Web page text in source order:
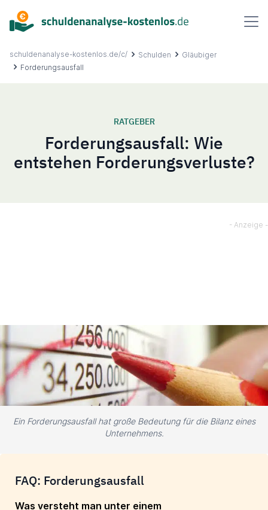
springen
schuldenanalyse-kostenlos.de/c/ Schulden
Gläubiger
Forderungsausfall
RATGEBER
Forderungsausfall: Wie
entstehen Forderungsverluste?
Ein Forderungsausfall hat große Bedeutung für die Bilanz eines
Unternehmens.
FAQ: Forderungsausfall
Was versteht man unter einem